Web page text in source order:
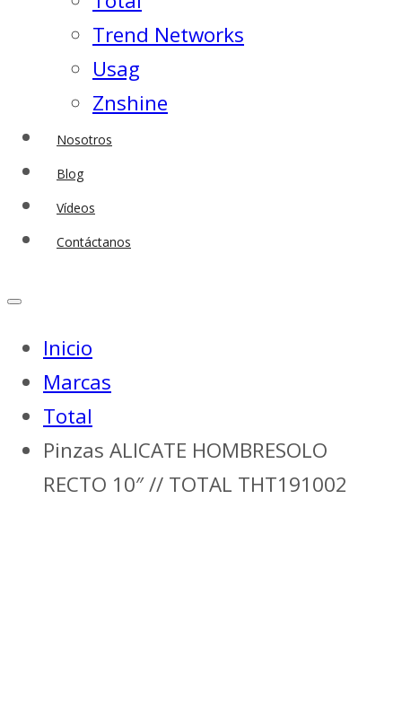
Trend Networks
Usag
Znshine
Nosotros
Blog
Vídeos
Contáctanos
Inicio
Marcas
Total
Pinzas ALICATE HOMBRESOLO
RECTO 10″ // TOTAL THT191002